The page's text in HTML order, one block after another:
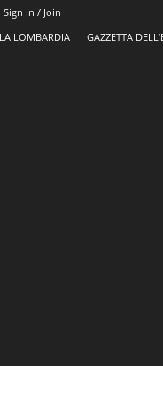
Sign in / Join
LOMBARDIA GAZZETTA